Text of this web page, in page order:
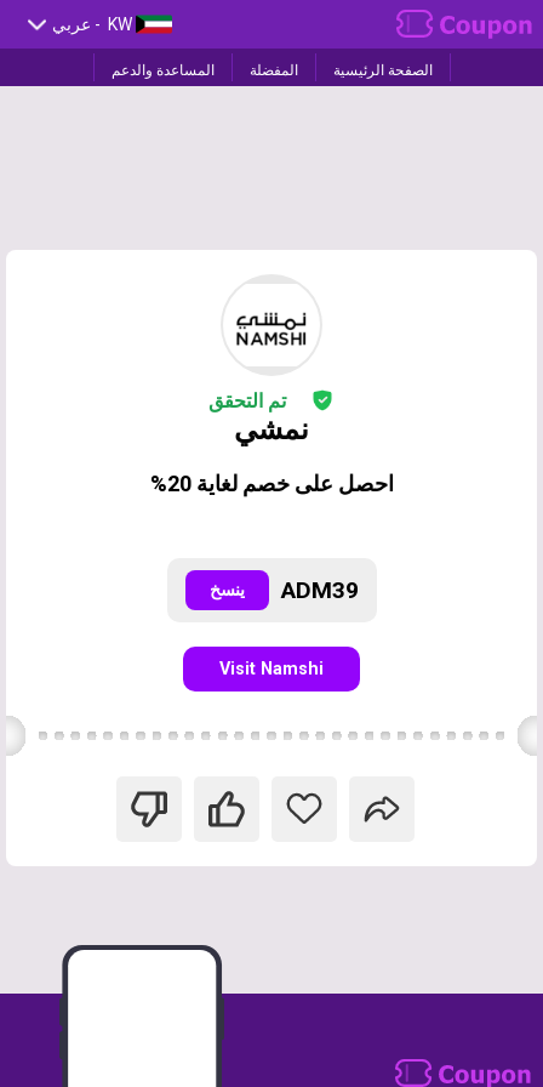
KW - عربي
الصفحة الرئيسية المفضلة المساعدة والدعم
تم التحقق
نمشي
احصل على خصم لغاية 20%
ADM39 ينسخ
Visit Namshi